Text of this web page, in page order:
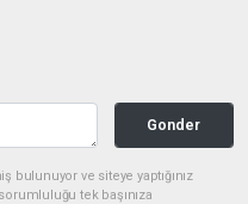
Gonder
bulunuyor ve siteye yaptığınız
tek başınıza